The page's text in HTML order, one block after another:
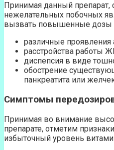
Принимая данный препарат,
нежелательных побочных
вызвать повышенные дозы
различные проявления
расстройства работы
диспепсия в виде
обострение
панкреатита или
Симптомы
Принимая во внимание
препарате, отметим
избыточный уровень